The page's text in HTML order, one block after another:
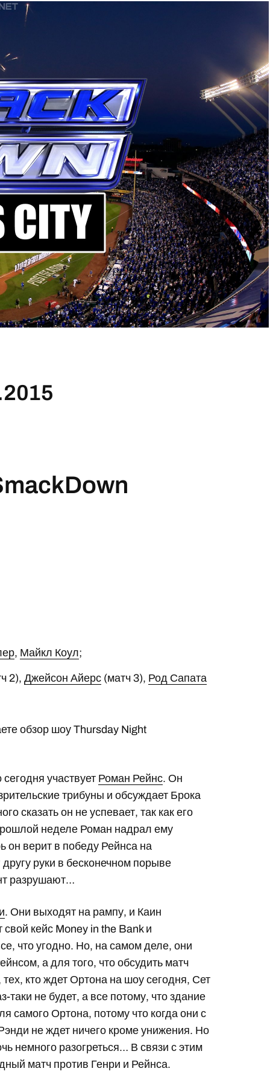
, Майкл Коул;
2),Джейсон Айерс (матч 3), Род Сапата
обзор шоу Thursday Night
участвует Роман Рейнс. Он
трибуны и обсуждает Брока
сказать он не успевает, так как его
неделе Роман надрал ему
он верит в победу Рейнса на
руки в бесконечном порыве
разрушают…
. Они выходят на рампу, и Каин
кейс Money in the Bank и
что угодно. Но, на самом деле, они
а для того, что обсудить матч
кто ждет Ортона на шоу сегодня, Сет
таки не будет, а все потому, что здание
самого Ортона, потому что когда они с
не ждет ничего кроме унижения. Но
немного разогреться… В связи с этим
матч против Генри и Рейнса.